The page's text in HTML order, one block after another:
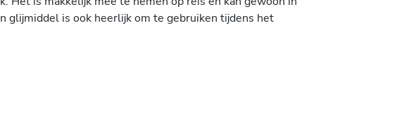
glijmiddel is ook heerlijk om te gebruiken tijdens het